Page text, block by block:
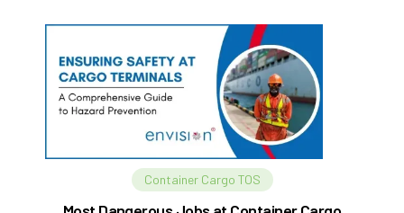
Container Cargo TOS